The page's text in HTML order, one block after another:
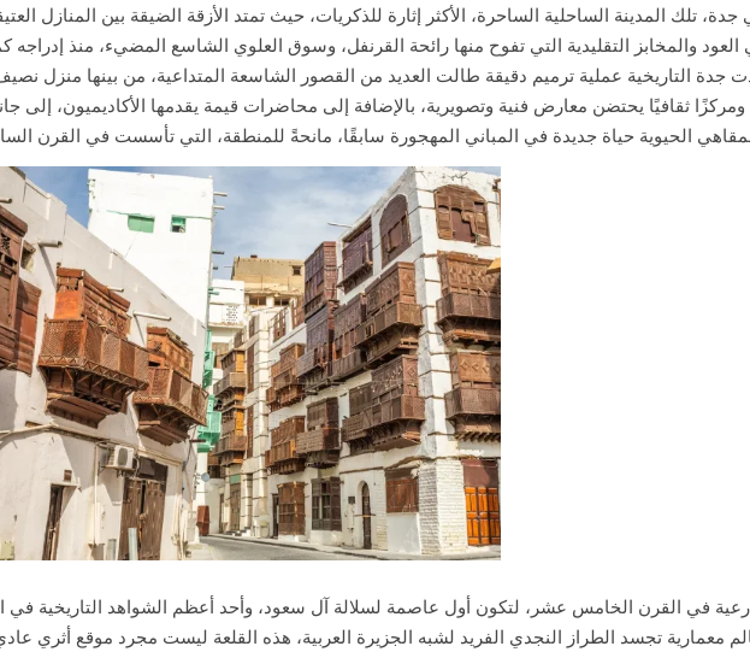
تلك المدينة الساحلية الساحرة، الأكثر إثارة للذكريات، حيث تمتد الأزقة الضيقة بين المنازل
والمخابز التقليدية التي تفوح منها رائحة القرنفل، وسوق العلوي الشاسع المضيء، منذ
ومركزًا ثقافيًا يحتضن معارض فنية وتصويرية، بالإضافة إلى محاضرات قيمة يقدمها الأكاديميون،
الحيوية حياة جديدة في المباني المهجورة سابقًا، مانحةً للمنطقة، التي تأسست في القرن
في القرن الخامس عشر، لتكون أول عاصمة لسلالة آل سعود، وأحد أعظم الشواهد التاريخية في
معمارية تجسد الطراز النجدي الفريد لشبه الجزيرة العربية، هذه القلعة ليست مجرد موقع أثري